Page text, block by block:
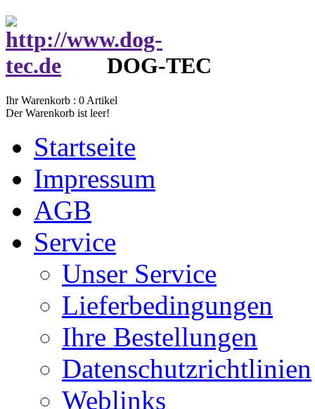
DOG-TEC
Ihr Warenkorb : 0 Artikel
Der Warenkorb ist leer!
Startseite
Impressum
AGB
Service
Unser Service
Lieferbedingungen
Ihre Bestellungen
Datenschutzrichtlinien
Weblinks